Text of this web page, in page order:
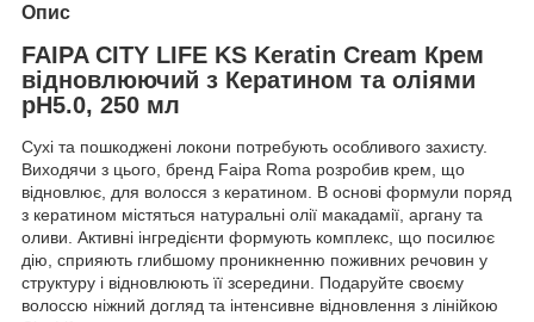
Опис
FAIPA CITY LIFE KS Keratin Cream Крем
відновлюючий з Кератином та оліями
pH5.0, 250 мл
Сухі та пошкоджені локони потребують особливого захисту.
Виходячи з цього, бренд Faipa Roma розробив крем, що
відновлює, для волосся з кератином. В основі формули поряд
з кератином містяться натуральні олії макадамії, аргану та
оливи. Активні інгредієнти формують комплекс, що посилює
дію, сприяють глибшому проникненню поживних речовин у
структуру і відновлюють її зсередини. Подаруйте своєму
волоссю ніжний догляд та інтенсивне відновлення з лінійкою